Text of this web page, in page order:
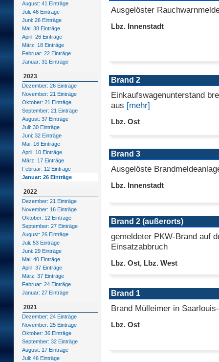
August: 41 Einträge
Juli: 46 Einträge
Juni: 26 Einträge
Mai: 38 Einträge
April: 26 Einträge
März: 18 Einträge
Februar: 22 Einträge
Januar: 31 Einträge
2023
Dezember: 26 Einträge
November: 21 Einträge
Oktober: 21 Einträge
September: 21 Einträge
August: 37 Einträge
Juli: 30 Einträge
Juni: 32 Einträge
Mai: 16 Einträge
April: 10 Einträge
März: 17 Einträge
Februar: 12 Einträge
Januar: 26 Einträge
2022
Dezember: 21 Einträge
November: 16 Einträge
Oktober: 12 Einträge
September: 27 Einträge
August: 26 Einträge
Juli: 53 Einträge
Juni: 29 Einträge
Mai: 40 Einträge
April: 37 Einträge
März: 37 Einträge
Februar: 24 Einträge
Januar: 27 Einträge
2021
Dezember: 24 Einträge
November: 25 Einträge
Oktober: 36 Einträge
September: 32 Einträge
August: 17 Einträge
Juli: 46 Einträge
Ausgelöster
Lbz. Innenstadt
Brand 2
Einkaufswagenunterstand
aus [mehr]
Lbz. Ost
Brand 3
Ausgelöste
Lbz. Innenstadt
Brand 2 (außerorts)
gemeldeter PKW-Brand auf
Einsatzabbruch
Lbz. Ost, Lbz. West
Brand 1
Brand Mülleimer in
Lbz. Ost